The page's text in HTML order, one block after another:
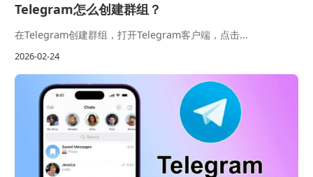
Telegram怎么创建群组？
在Telegram创建群组，打开Telegram客户端，点击...
2026-02-24